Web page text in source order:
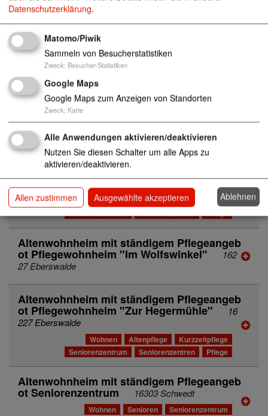
Altenwohnanlage
Altenwohnanlage Gretel-Baumbach-Haus
97421 Schweinfurt
Altenwohnanlage Marianne-Sternberg-Hau
s AWO Wohnen & Pflegen Weser-Ems
41 Jever
Seniorenzentrum
Seniorenzentren Pflege
Altenwohnanlage Rastede AWO Wohnen &
Pflegen Weser-Ems
Wohnen Altenpflege
Kurzzeitpflege
Seniorenzentrum
Seniorenzentren Pflege
Altenwohnheim mit ständigem Pflegeangeb
ot Pflegewohnheim "Im Wolfswinkel"
162
27 Eberswalde
Altenwohnheim mit ständigem Pflegeangeb
ot Pflegewohnheim "Zur Hegermühle"
16
227 Eberswalde
Wohnen Altenpflege
Kurzzeitpflege
Seniorenzentrum
Seniorenzentren Pflege
Altenwohnheim mit ständigem Pflegeangeb
ot Seniorenzentrum 16303 Schwedt
Wohnen Senioren
Seniorenzentrum
Datenschutzerklärung.
Matomo/Piwik
Sammeln von Besucherstatistiken
Zweck: Besucher-Statistiken
Google Maps
Google Maps zum Anzeigen von Standorten
Zweck: Karte
Alle Anwendungen aktivieren/deaktivieren
Nutzen Sie diesen Schalter um alle Apps zu
aktivieren/deaktivieren.
Allen zustimmen Ausgewählte akzeptieren Ablehnen